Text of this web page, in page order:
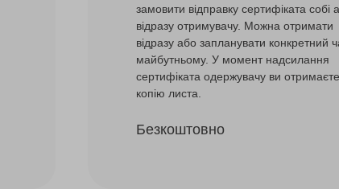
замовити відправку сертифіката собі
відразу отримувачу. Можна отримати
відразу або запланувати конкретний
майбутньому. У момент надсилання
сертифіката одержувачу ви отримаєте
копію листа.
Безкоштовно